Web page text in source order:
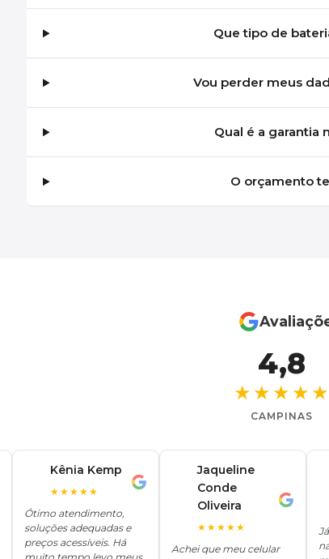
Que tipo de
Vou perder meus
Qual é a garantia
O orçamento
4,8
★★★★★
CAMPINAS
Kênia Kemp
★★★★★
Ótimo atendimento,
soluções adequadas e
preços acessíveis. Há
Jaqueline
Conde
Oliveira
★★★★★
Achei que meu celular